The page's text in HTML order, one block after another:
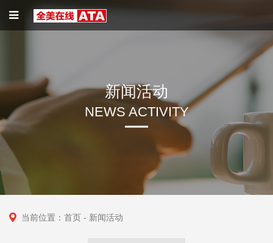
新闻活动
NEWS ACTIVITY
当前位置： 首页 - 新闻活动